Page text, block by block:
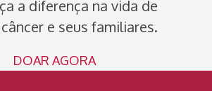
a diferença na vida de
e seus familiares.
DOAR AGORA